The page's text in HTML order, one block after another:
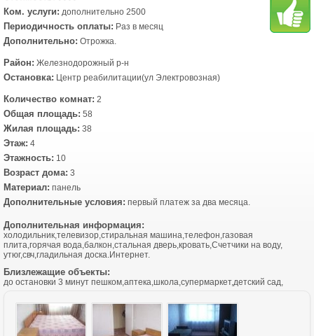
Ком. услуги: дополнительно 2500
Периодичность оплаты: Раз в месяц
Дополнительно: Отрожка.
Район: Железнодорожный р-н
Остановка: Центр реабилитации(ул Электровозная)
Количество комнат: 2
Общая площадь: 58
Жилая площадь: 38
Этаж: 4
Этажность: 10
Возраст дома: 3
Материал: панель
Дополнительные условия: первый платеж за два месяца.
Дополнительная информация:
холодильник,телевизор,стиральная машина,телефон,газовая
плита,горячая вода,балкон,стальная дверь,кровать,Счетчики на воду,
утюг,свч,гладильная доска.Интернет.
Близлежащие объекты:
до остановки 3 минут пешком,аптека,школа,супермаркет,детский сад,